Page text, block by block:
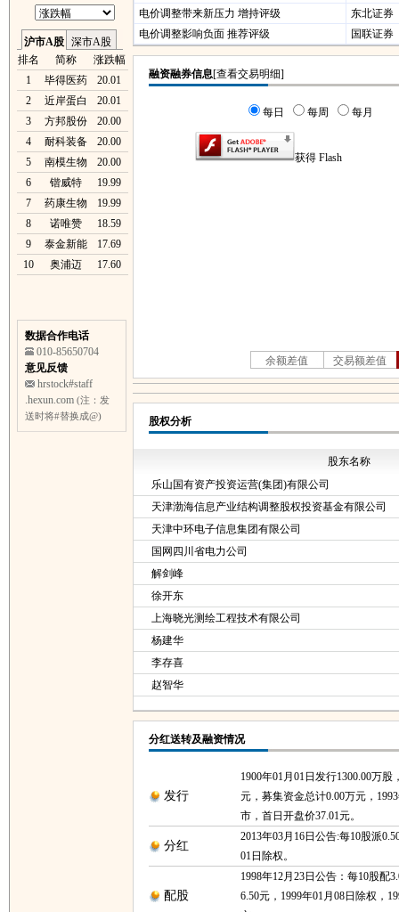
沪市A股 深市A股
排名
简称
涨跌幅
1
毕得医药
20.01
2
近岸蛋白
20.01
3
方邦股份
20.00
4
耐科装备
20.00
5
南模生物
20.00
6
锴威特
19.99
7
药康生物
19.99
8
诺唯赞
18.59
9
泰金新能
17.69
10
奥浦迈 17.60
数据合作电话
010-85650704
意见反馈
hrstock#staff
.hexun.com (注：发
送时将#替换成@)
电价调整带来新压力 增持评级
东北证券
电价调整影响负面 推荐评级
国联证券
股权分析
股东名称
乐山国有资产投资运营(集团)有限公司
天津渤海信息产业结构调整股权投资基金有限公司
天津中环电子信息集团有限公司
国网四川省电力公司
解剑峰
徐开东
上海晓光测绘工程技术有限公司
杨建华
李存喜
赵智华
分红送转及融资情况
发行
1900年01月01日发行1300.00万股
元，募集资金总计0.00万元，
市，首日开盘价37.01元。
分红
2013年03月16日公告:每10股派
01日除权。
配股
1998年12月23日公告：每10股配
6.50元，1999年01月08日除权，